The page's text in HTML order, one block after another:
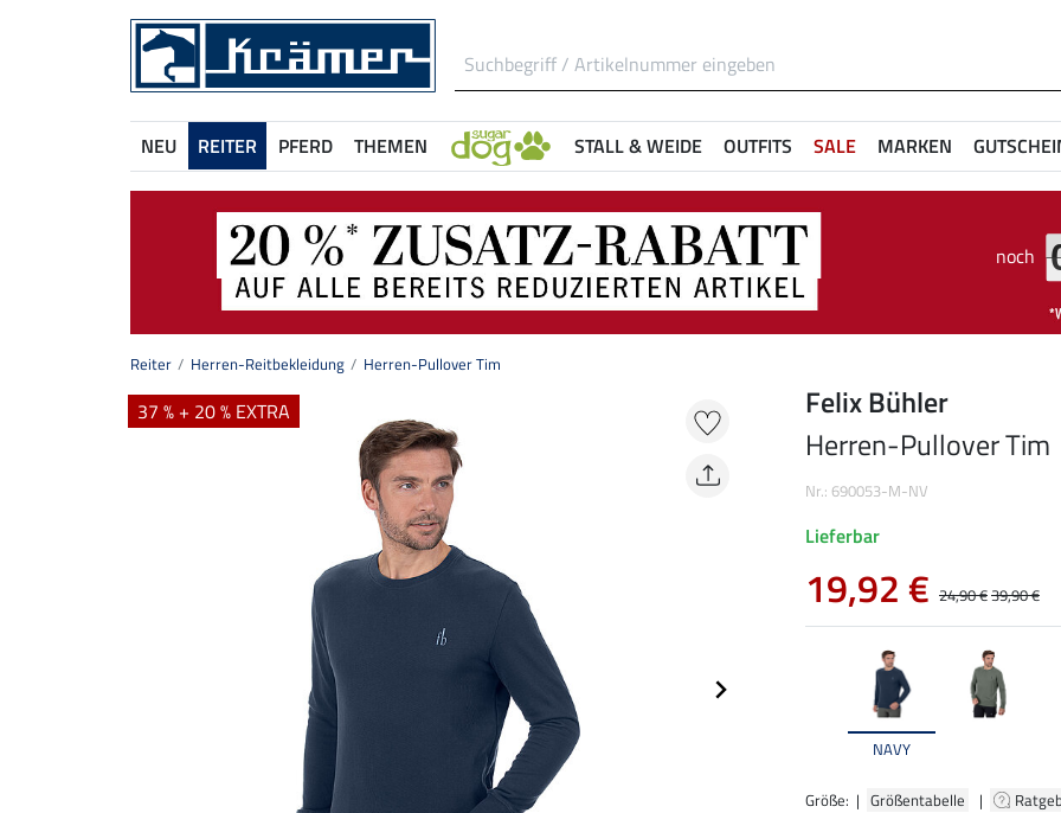
NEU REITER PFERD THEMEN STALL & WEIDE OUTFITS SALE MARKEN
noch
Reiter Herren-Reitbekleidung Herren-Pullover Tim
37 % + 20 % EXTRA
NAVY
Größe: | Größentabelle |
Felix Bühler
Herren-Pullover Tim
Nr.: 690053-M-NV
Lieferbar
19,92 € 24,90 €39,90 €